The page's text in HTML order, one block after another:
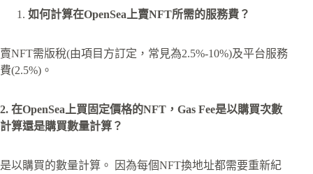
如何計算在OpenSea上賣NFT所需的服務費？
賣NFT需版稅(由項目方訂定，常見為2.5%-10%)及平台服務
費(2.5%)。
2. 在OpenSea上買固定價格的NFT，Gas Fee是以購買次數
計算還是購買數量計算？
是以購買的數量計算。 因為每個NFT換地址都需要重新紀